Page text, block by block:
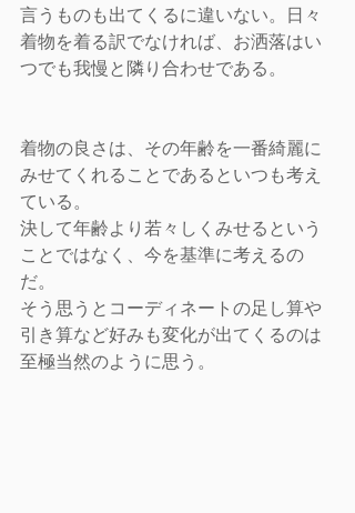
言うものも出てくるに違いない。日々
着物を着る訳でなければ、お洒落はい
つでも我慢と隣り合わせである。
着物の良さは、その年齢を一番綺麗に
みせてくれることであるといつも考え
ている。
決して年齢より若々しくみせるという
ことではなく、今を基準に考えるの
だ。
そう思うとコーディネートの足し算や
引き算など好みも変化が出てくるのは
至極当然のように思う。